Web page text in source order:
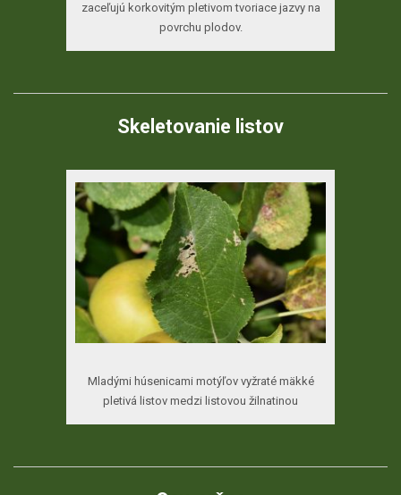
zaceľujú korkovitým pletivom tvoriace jazvy na
povrchu plodov.
Skeletovanie listov
Mladými húsenicami motýľov vyžraté mäkké
pletivá listov medzi listovou žilnatinou